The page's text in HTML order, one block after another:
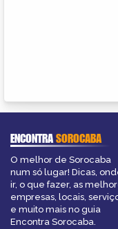
ENCONTRASOROCABA
O melhor de Sorocaba
num só lugar! Dicas,
ir, o que fazer, as
empresas, locais,
e muito mais no guia
Encontra Sorocaba.